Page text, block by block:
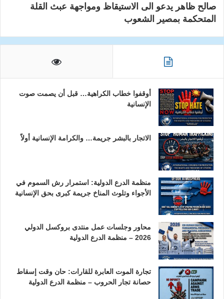
صالح ظاهر يدعو الى الاستيقاظ ومواجهة عبث القلة
المتحكمة بمصير الشعوب
أوقفوا خطاب الكراهية… قبل أن يصمت صوت
الإنسانية
الاتجار بالبشر جريمة… والكرامة الإنسانية أولاً
منظمة الدرع الدولية: استمرار رش السموم في
الأجواء وتلوث المناخ جريمة كبرى بحق الإنسانية
محاور وجلسات عمل منتدى بروكسل الدولي
2026 – منظمة الدرع الدولية
تجارة الموت العابرة للقارات: حان وقت إسقاط
حصانة تجار الحروب – منظمة الدرع الدولية